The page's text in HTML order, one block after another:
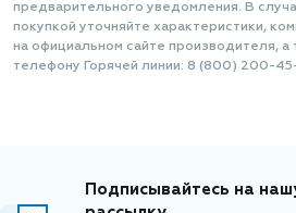
предварительного уведомления. В
покупкой уточняйте характеристики,
на официальном сайте производителя, а
телефону Горячей линии: 8 (800) 200-
Подписывайтесь на